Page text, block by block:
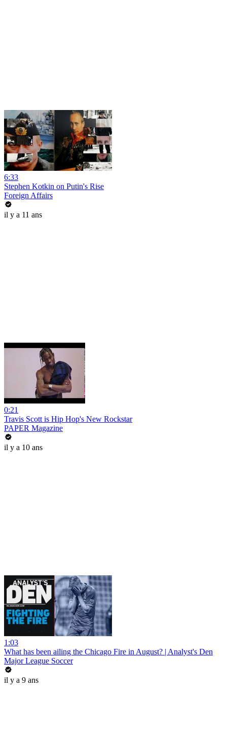
6:33
Stephen Kotkin on Putin's Rise
Foreign Affairs
il y a 11 ans
0:21
Travis Scott is Hip Hop's New Rockstar
PAPER Magazine
il y a 10 ans
1:03
What has been ailing the Chicago Fire in August? | Analyst's Den
Major League Soccer
il y a 9 ans